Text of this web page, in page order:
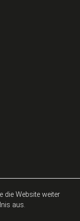
die Website weiter
aus.